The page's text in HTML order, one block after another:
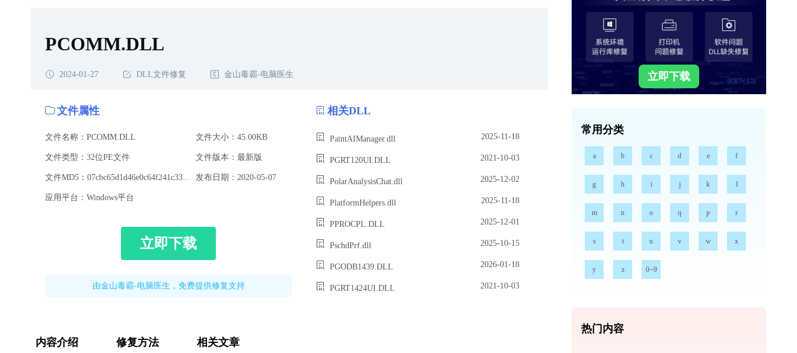
PCOMM.DLL
2024-01-27 DLL文件修复 金山毒霸-电脑医生
文件属性
文件名称：PCOMM.DLL 文件大小：45.00KB
文件类型：32位PE文件 文件版本：最新版
发布日期：2020-05-07
应用平台：Windows平台
立即下载
由金山毒霸-电脑医生，免费提供修复支持
相关DLL
PaintAIManager.dll 2025-11-18
PGRT120UI.DLL 2021-10-03
PolarAnalysisChat.dll 2025-12-02
PlatformHelpers.dll 2025-11-18
PPROCPL.DLL 2025-12-01
PschdPrf.dll 2025-10-15
PGODB1439.DLL 2026-01-18
PGRT1424UI.DLL 2021-10-03
内容介绍 修复方法 相关文章
立即下载
常用分类
a b c d e f
g h i j k l
m n o q p r
s t u v w x
y z 0~9
热门内容